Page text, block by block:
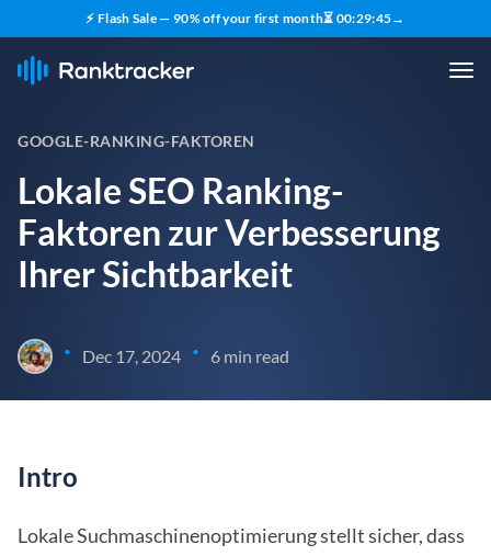
⚡ Flash Sale — 90% off your first month⏳ 00:29:43→
GOOGLE-RANKING-FAKTOREN
Lokale SEO Ranking-
Faktoren zur Verbesserung
Ihrer Sichtbarkeit
• Dec 17, 2024 • 6 min read
Intro
Lokale Suchmaschinenoptimierung stellt sicher, dass